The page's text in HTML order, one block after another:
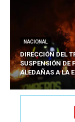
NACIONAL
DIRECCIÓN DEL
SUSPENSIÓN DE
ALEDAÑAS A LA